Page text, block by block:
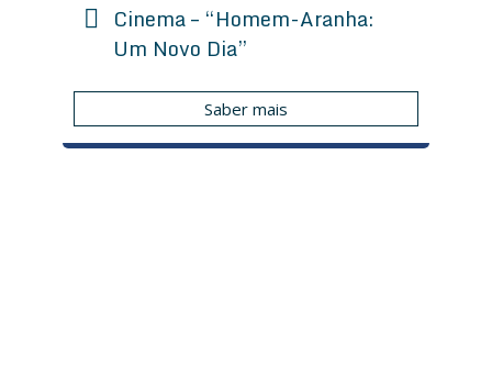
Cinema – “Homem-Aranha:
Um Novo Dia”
Saber mais